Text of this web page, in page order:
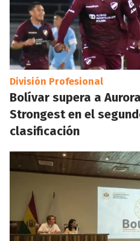
División Profesional
Bolívar supera a
Strongest en el
clasificación